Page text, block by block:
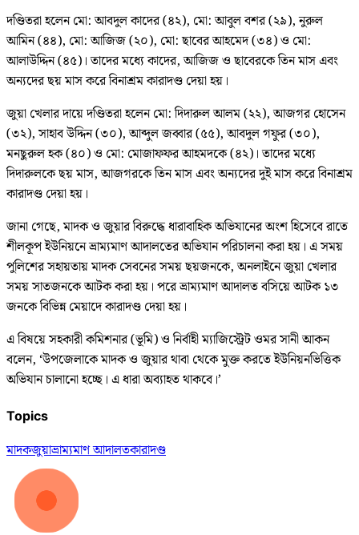
দণ্ডিতরা হলেন মো: আবদুল কাদের (৪২), মো: আবুল বশর (২৯), নুরুল
আমিন (৪৪), মো: আজিজ (২০), মো: ছাবের আহমেদ (৩৪) ও মো:
আলাউদ্দিন (৪৫)। তাদের মধ্যে কাদের, আজিজ ও ছাবেরকে তিন মাস এবং
অন্যদের ছয় মাস করে বিনাশ্রম কারাদণ্ড দেয়া হয়।
জুয়া খেলার দায়ে দণ্ডিতরা হলেন মো: দিদারুল আলম (২২), আজগর হোসেন
(৩২), সাহাব উদ্দিন (৩০), আব্দুল জব্বার (৫৫), আবদুল গফুর (৩০),
মনছুরুল হক (৪০) ও মো: মোজাফফর আহমদকে (৪২)। তাদের মধ্যে
দিদারুলকে ছয় মাস, আজগরকে তিন মাস এবং অন্যদের দুই মাস করে বিনাশ্রম
কারাদণ্ড দেয়া হয়।
জানা গেছে, মাদক ও জুয়ার বিরুদ্ধে ধারাবাহিক অভিযানের অংশ হিসেবে রাতে
শীলকূপ ইউনিয়নে ভ্রাম্যমাণ আদালতের অভিযান পরিচালনা করা হয়। এ সময়
পুলিশের সহায়তায় মাদক সেবনের সময় ছয়জনকে, অনলাইনে জুয়া খেলার
সময় সাতজনকে আটক করা হয়। পরে ভ্রাম্যমাণ আদালত বসিয়ে আটক ১৩
জনকে বিভিন্ন মেয়াদে কারাদণ্ড দেয়া হয়।
এ বিষয়ে সহকারী কমিশনার (ভূমি) ও নির্বাহী ম্যাজিস্ট্রেট ওমর সানী আকন
বলেন, ‘উপজেলাকে মাদক ও জুয়ার থাবা থেকে মুক্ত করতে ইউনিয়নভিত্তিক
অভিযান চালানো হচ্ছে। এ ধারা অব্যাহত থাকবে।’
Topics
মাদকজুয়াভ্রাম্যমাণ আদালতকারাদণ্ড